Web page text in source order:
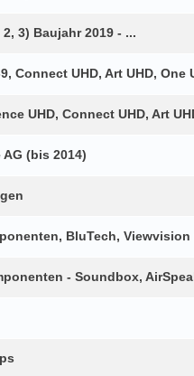
3) Baujahr 2019 - ...
Connect UHD, Art UHD, One
UHD, Connect UHD, Art
(bis 2014)
BluTech, Viewvision
- Soundbox,